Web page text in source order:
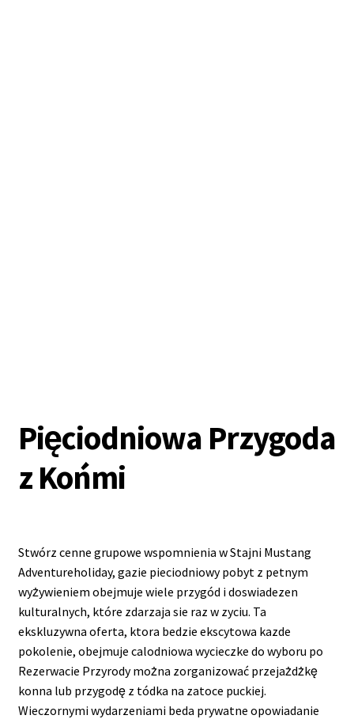
Pięciodniowa Przygoda
z Końmi
Stwórz cenne grupowe wspomnienia w Stajni Mustang
Adventureholiday, gazie pieciodniowy pobyt z petnym
wyżywieniem obejmuje wiele przygód i doswiadezen
kulturalnych, które zdarzaja sie raz w zyciu. Ta
ekskluzywna oferta, ktora bedzie ekscytowa kazde
pokolenie, obejmuje calodniowa wycieczke do wyboru po
Rezerwacie Przyrody można zorganizować przejażdżkę
konna lub przygodę z tódka na zatoce puckiej.
Wieczornymi wydarzeniami beda prywatne opowiadanie